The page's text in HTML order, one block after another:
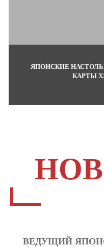
ЯПОНСКИЕ
КАРТЫ
ВЕДУЩИЙ